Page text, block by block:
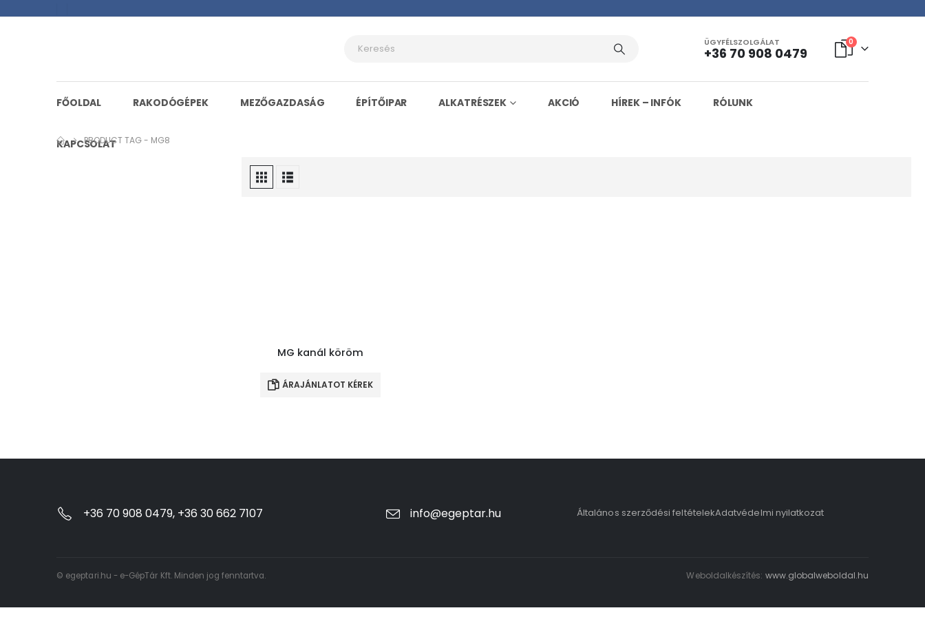
ÜGYFÉLSZOLGÁLAT
+36 70 908 0479
0
FŐOLDAL RAKODÓGÉPEK MEZŐGAZDASÁG ÉPÍTŐIPAR ALKATRÉSZEK AKCIÓ HÍREK – INFÓK RÓLUNK
KAPCSOLAT
PRODUCT TAG - MG8
MG kanál köröm
ÁRAJÁNLATOT KÉREK
+36 70 908 0479, +36 30 662 7107 info@egeptar.hu Általános szerződési feltételekAdatvédelmi nyilatkozat
© egeptari.hu - e-GépTár Kft. Minden jog fenntartva. Weboldalkészítés: www.globalweboldal.hu